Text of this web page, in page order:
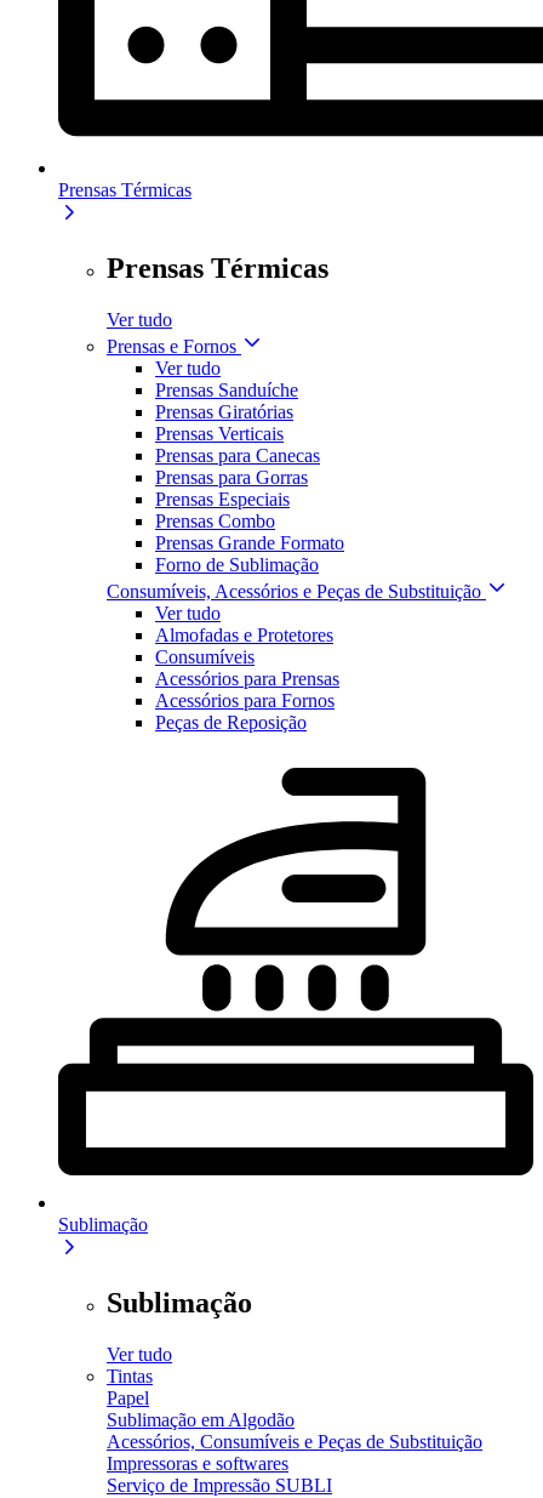
Prensas Térmicas
Prensas Térmicas
Ver tudo
Prensas e Fornos
Ver tudo
Prensas Sanduíche
Prensas Giratórias
Prensas Verticais
Prensas para Canecas
Prensas para Gorras
Prensas Especiais
Prensas Combo
Prensas Grande Formato
Forno de Sublimação
Consumíveis, Acessórios e Peças de Substituição
Ver tudo
Almofadas e Protetores
Consumíveis
Acessórios para Prensas
Acessórios para Fornos
Peças de Reposição
Sublimação
Sublimação
Ver tudo
Tintas
Papel
Sublimação em Algodão
Acessórios, Consumíveis e Peças de Substituição
Impressoras e softwares
Serviço de Impressão SUBLI